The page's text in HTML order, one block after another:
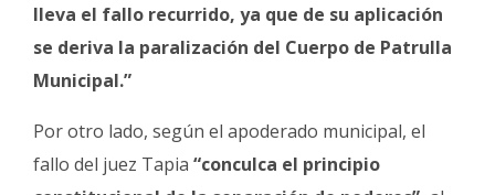
lleva el fallo recurrido, ya que de su aplicación
se deriva la paralización del Cuerpo de Patrulla
Municipal.”
Por otro lado, según el apoderado municipal, el
fallo del juez Tapia “conculca el principio